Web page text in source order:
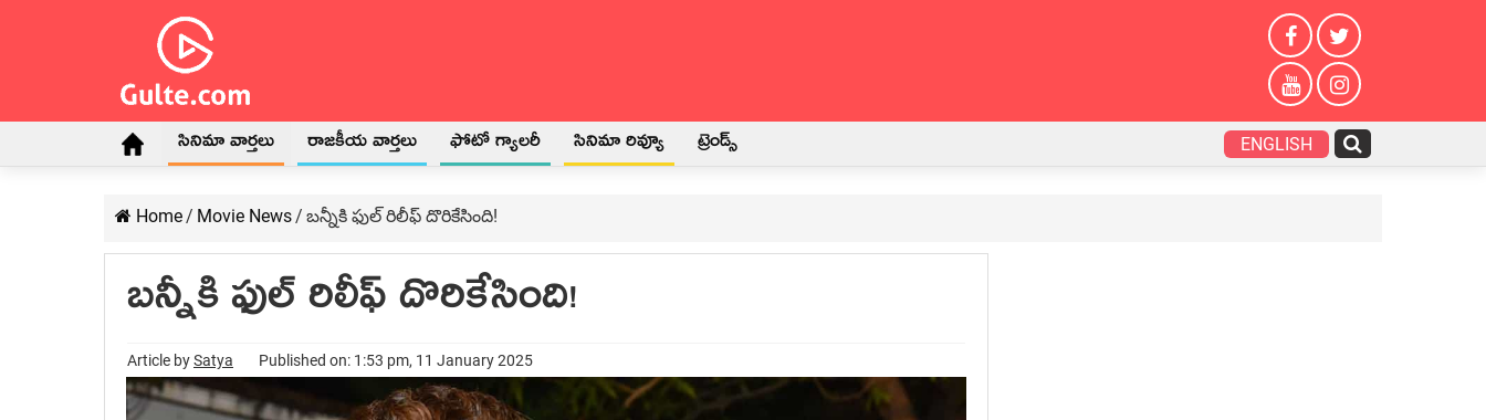
సినిమా వార్తలు రాజకీయ వార్తలు ఫోటో గ్యాలరీ సినిమా రివ్యూ ట్రెండ్స్ ENGLISH
Home/ Movie News/ బన్నీకి ఫుల్ రిలీఫ్ దొరికేసింది!
బన్నీకి ఫుల్ రిలీఫ్ దొరికేసింది!
Article bySatya Published on: 1:53 pm, 11 January 2025